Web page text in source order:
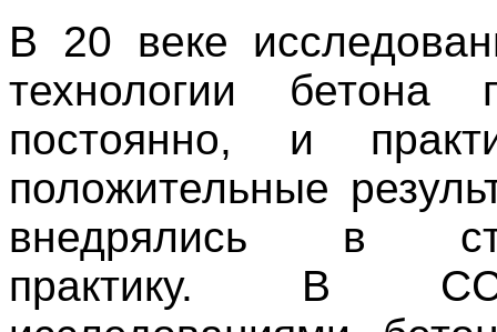
В 20 веке
технологии бетона
постоянно, и
положительные
внедрялись в
практику. В